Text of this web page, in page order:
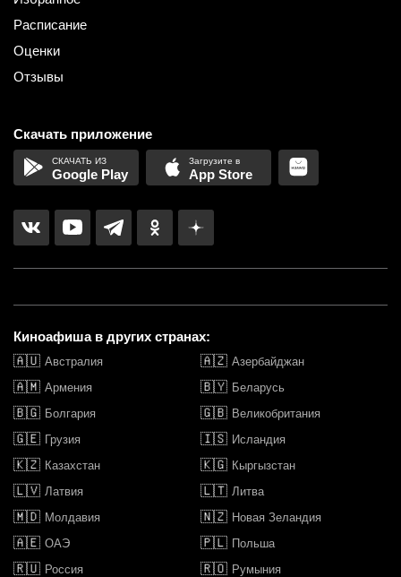
Расписание
Оценки
Отзывы
Скачать приложение
Google Play App Store
Киноафиша в других странах:
🇦🇺 Австралия 🇦🇿 Азербайджан
🇦🇲 Армения 🇧🇾 Беларусь
🇧🇬 Болгария 🇬🇧 Великобритания
🇬🇪 Грузия 🇮🇸 Исландия
🇰🇿 Казахстан 🇰🇬 Кыргызстан
🇱🇻 Латвия 🇱🇹 Литва
🇲🇩 Молдавия 🇳🇿 Новая Зеландия
🇦🇪 ОАЭ 🇵🇱 Польша
🇷🇺 Россия 🇷🇴 Румыния